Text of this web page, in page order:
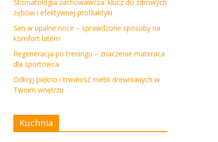
Stomatologia zachowawcza: klucz do zdrowych
zębów i efektywnej profilaktyki
Sen w upalne noce – sprawdzone sposoby na
komfort latem
Regeneracja po treningu – znaczenie materaca
dla sportowca
Odkryj piękno i trwałość mebli drewnianych w
Twoim wnętrzu
Kuchnia